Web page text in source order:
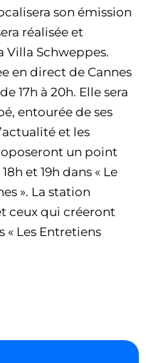
son émission
réalisée et
Villa Schweppes.
en direct de Cannes
17h à 20h. Elle sera
entourée de ses
et les
un point
et 19h dans « Le
». La station
ceux qui créeront
« Les Entretiens